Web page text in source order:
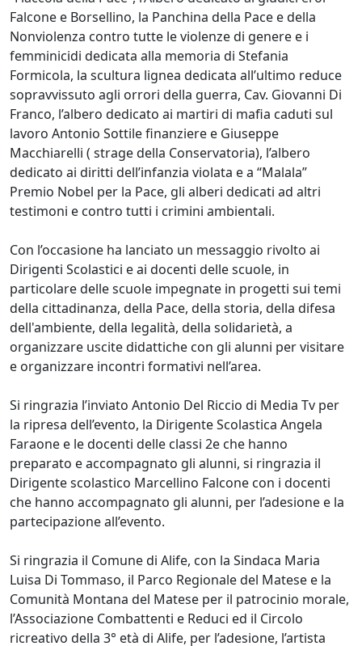
Falcone e Borsellino, la Panchina della Pace e della
Nonviolenza contro tutte le violenze di genere e i
femminicidi dedicata alla memoria di Stefania
Formicola, la scultura lignea dedicata all’ultimo reduce
sopravvissuto agli orrori della guerra, Cav. Giovanni Di
Franco, l’albero dedicato ai martiri di mafia caduti sul
lavoro Antonio Sottile finanziere e Giuseppe
Macchiarelli ( strage della Conservatoria), l’albero
dedicato ai diritti dell’infanzia violata e a “Malala”
Premio Nobel per la Pace, gli alberi dedicati ad altri
testimoni e contro tutti i crimini ambientali.
Con l’occasione ha lanciato un messaggio rivolto ai
Dirigenti Scolastici e ai docenti delle scuole, in
particolare delle scuole impegnate in progetti sui temi
della cittadinanza, della Pace, della storia, della difesa
dell'ambiente, della legalità, della solidarietà, a
organizzare uscite didattiche con gli alunni per visitare
e organizzare incontri formativi nell’area.
Si ringrazia l’inviato Antonio Del Riccio di Media Tv per
la ripresa dell’evento, la Dirigente Scolastica Angela
Faraone e le docenti delle classi 2e che hanno
preparato e accompagnato gli alunni, si ringrazia il
Dirigente scolastico Marcellino Falcone con i docenti
che hanno accompagnato gli alunni, per l’adesione e la
partecipazione all’evento.
Si ringrazia il Comune di Alife, con la Sindaca Maria
Luisa Di Tommaso, il Parco Regionale del Matese e la
Comunità Montana del Matese per il patrocinio morale,
l’Associazione Combattenti e Reduci ed il Circolo
ricreativo della 3° età di Alife, per l’adesione, l’artista